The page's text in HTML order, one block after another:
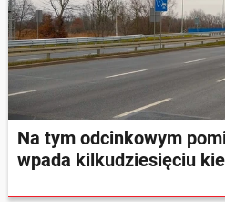
Na tym odcinkowym
wpada kilkudziesięciu